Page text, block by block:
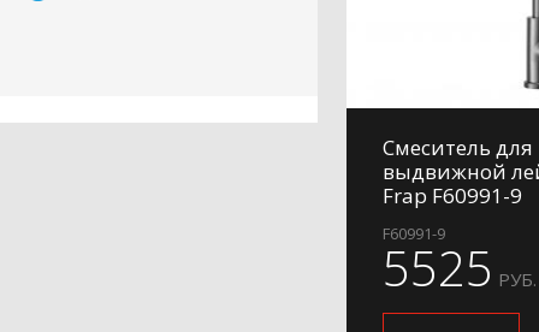
Смеситель для
выдвижной
Frap F60991-9
F60991-9
5525 РУБ.